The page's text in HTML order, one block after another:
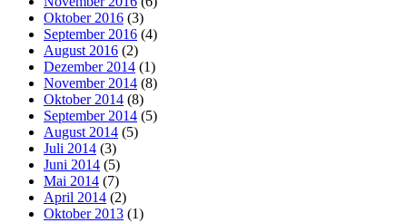
Oktober 2016 (3)
September 2016 (4)
August 2016 (2)
Dezember 2014 (1)
November 2014 (8)
Oktober 2014 (8)
September 2014 (5)
August 2014 (5)
Juli 2014 (3)
Juni 2014 (5)
Mai 2014 (7)
April 2014 (2)
Oktober 2013 (1)